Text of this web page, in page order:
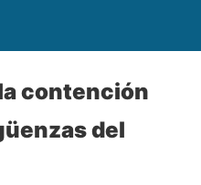
contención
del